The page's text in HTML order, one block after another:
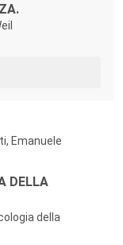
Emanuele
DELLA
della